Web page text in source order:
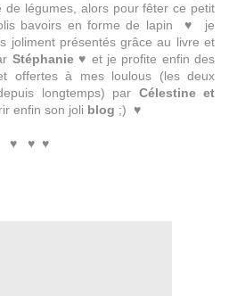
de légumes, alors pour fêter ce petit
bavoirs en forme de lapin ♥ je
joliment présentés grâce au livre et
Stéphanie ♥ et je profite enfin des
offertes à mes loulous (les deux
longtemps) par Célestine et
enfin son joli blog ;) ♥
♥ ♥ ♥